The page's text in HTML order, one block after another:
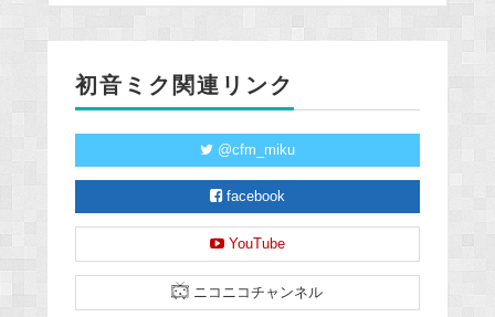
初音ミク関連リンク
@cfm_miku
facebook
YouTube
ニコニコチャンネル